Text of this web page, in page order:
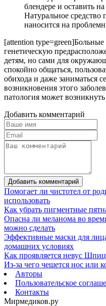
блендере и оставить
Натуральное
наносится на
[attention
генетическую
детям, но сами для
спокойно общаться,
обихода и даже заниматься
возникновения этого
патология может
Добавить комментарий
Добавить комментарий
Помогает ли чистотел от
использовать
Как убрать пигментные
Опасна ли меланома во
можно сделать
Эффективные маски для
домашних условиях
Как проявляется невус
Из-за чего чешется нос или
Авторы
Пользовательское
Контакты
Мирмедиков.ру